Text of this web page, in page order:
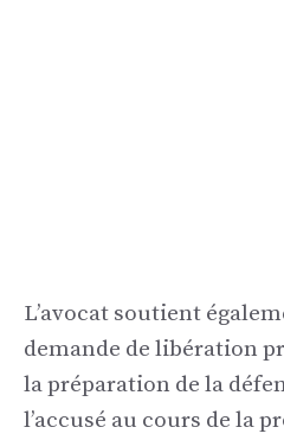
L’avocat soutient
demande de libération
la préparation de la
l’accusé au cours de la